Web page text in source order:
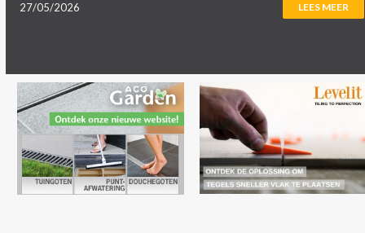
27/05/2026 LEES MEER